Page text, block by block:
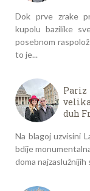
Dok prve zrake
kupolu bazilike
posebnom
to je...
duh
Na blagoj uzvisini
bdije
doma najzaslužnijih